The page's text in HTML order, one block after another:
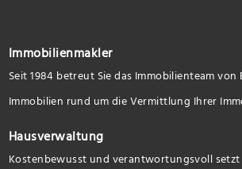
Immobilienmakler
Seit 1984 betreut Sie das Immobilienteam von
Immobilien rund um die Vermittlung Ihrer
Hausverwaltung
Kostenbewusst und verantwortungsvoll setzt